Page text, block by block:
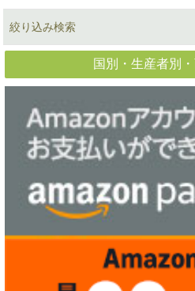
絞り込み検索
国別・生産者別